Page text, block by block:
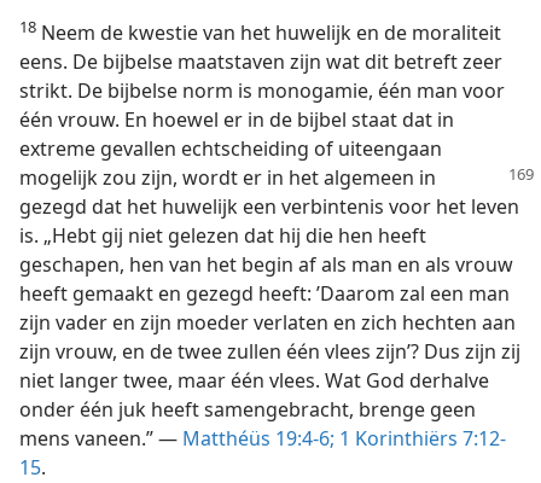
18 Neem de kwestie van het huwelijk en de moraliteit
eens. De bijbelse maatstaven zijn wat dit betreft zeer
strikt. De bijbelse norm is monogamie, één man voor
één vrouw. En hoewel er in de bijbel staat dat in
extreme gevallen echtscheiding of uiteengaan
mogelijk zou zijn, wordt er in het algemeen in
gezegd dat het huwelijk een verbintenis voor het leven
is. „Hebt gij niet gelezen dat hij die hen heeft
geschapen, hen van het begin af als man en als vrouw
heeft gemaakt en gezegd heeft: ’Daarom zal een man
zijn vader en zijn moeder verlaten en zich hechten aan
zijn vrouw, en de twee zullen één vlees zijn’? Dus zijn zij
niet langer twee, maar één vlees. Wat God derhalve
onder één juk heeft samengebracht, brenge geen
mens vaneen.” — Matthéüs 19:4-6; 1 Korinthiërs 7:12-
15.